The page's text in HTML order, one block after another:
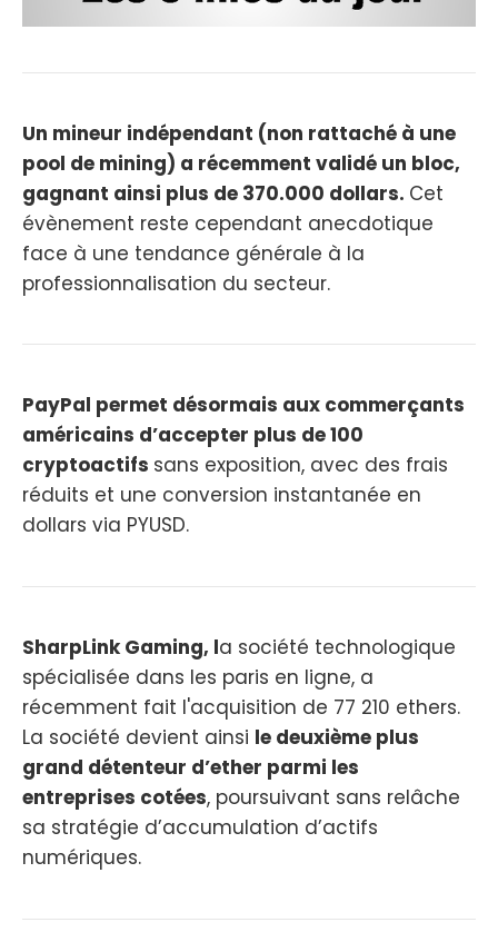
Un mineur indépendant (non rattaché à une
pool de mining) a récemment validé un bloc,
gagnant ainsi plus de 370.000 dollars. Cet
évènement reste cependant anecdotique
face à une tendance générale à la
professionnalisation du secteur.
PayPal permet désormais aux commerçants
américains d’accepter plus de 100
cryptoactifs sans exposition, avec des frais
réduits et une conversion instantanée en
dollars via PYUSD.
SharpLink Gaming, la société technologique
spécialisée dans les paris en ligne, a
récemment fait l'acquisition de 77 210 ethers.
La société devient ainsi le deuxième plus
grand détenteur d’ether parmi les
entreprises cotées, poursuivant sans relâche
sa stratégie d’accumulation d’actifs
numériques.